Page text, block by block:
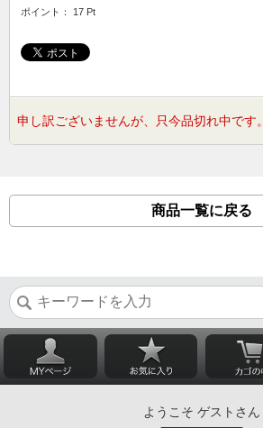
ポイント： 17 Pt
申し訳ございませんが、只今品切れ中です。
商品一覧に戻る
ようこそ ゲストさん